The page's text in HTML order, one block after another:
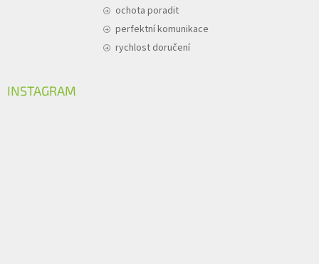
ochota poradit
perfektní komunikace
rychlost doručení
INSTAGRAM